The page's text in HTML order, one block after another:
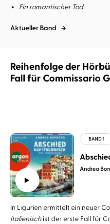
Ein romantischer Tod
Aktueller Band
Reihenfolge der
Fall für Commissario
Andrea
In Ligurien ermittelt ein neuer
Italienischist der erste Fall für